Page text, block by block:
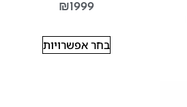
₪1999
בחר אפשרויות